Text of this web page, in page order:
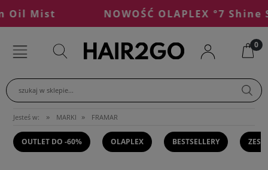
Oil Mist NOWOŚĆ OLAPLEX °7 Shine
szukaj w sklepie...
Jesteś w: » MARKI » FRAMAR
OUTLET DO -60% OLAPLEX BESTSELLERY